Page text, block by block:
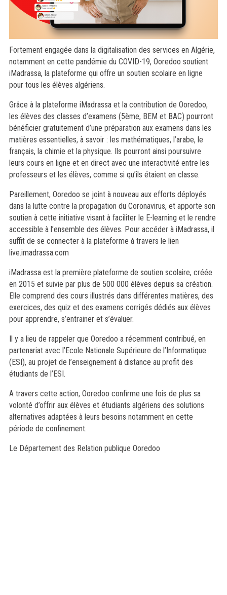
Fortement engagée dans la digitalisation des services en Algérie,
notamment en cette pandémie du COVID-19, Ooredoo soutient
iMadrassa, la plateforme qui offre un soutien scolaire en ligne
pour tous les élèves algériens.
Grâce à la plateforme iMadrassa et la contribution de Ooredoo,
les élèves des classes d’examens (5ème, BEM et BAC) pourront
bénéficier gratuitement d’une préparation aux examens dans les
matières essentielles, à savoir : les mathématiques, l’arabe, le
français, la chimie et la physique. Ils pourront ainsi poursuivre
leurs cours en ligne et en direct avec une interactivité entre les
professeurs et les élèves, comme si qu’ils étaient en classe.
Pareillement, Ooredoo se joint à nouveau aux efforts déployés
dans la lutte contre la propagation du Coronavirus, et apporte son
soutien à cette initiative visant à faciliter le E-learning et le rendre
accessible à l’ensemble des élèves. Pour accéder à iMadrassa, il
suffit de se connecter à la plateforme à travers le lien
live.imadrassa.com
iMadrassa est la première plateforme de soutien scolaire, créée
en 2015 et suivie par plus de 500 000 élèves depuis sa création.
Elle comprend des cours illustrés dans différentes matières, des
exercices, des quiz et des examens corrigés dédiés aux élèves
pour apprendre, s’entrainer et s’évaluer.
Il y a lieu de rappeler que Ooredoo a récemment contribué, en
partenariat avec l’Ecole Nationale Supérieure de l’Informatique
(ESI), au projet de l’enseignement à distance au profit des
étudiants de l’ESI.
A travers cette action, Ooredoo confirme une fois de plus sa
volonté d’offrir aux élèves et étudiants algériens des solutions
alternatives adaptées à leurs besoins notamment en cette
période de confinement.
Le Département des Relation publique Ooredoo